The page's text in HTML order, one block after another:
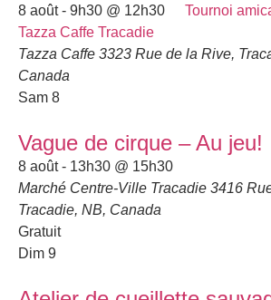
8 août - 9h30@ 12h30
Tournoi
Tazza Caffe Tracadie
Tazza Caffe 3323 Rue de la Rive,
Canada
Sam 8
Vague de cirque – Au jeu!
8 août - 13h30@ 15h30
Marché Centre-Ville Tracadie 3416
Tracadie, NB, Canada
Gratuit
Dim 9